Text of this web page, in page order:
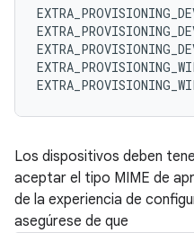
Los dispositivos deben
aceptar el tipo MIME de
de la experiencia de
asegúrese de que